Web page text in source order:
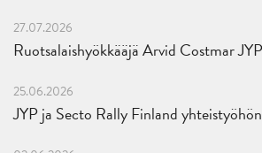
27.07.2026
Ruotsalaishyökkääjä Arvid Costmar
25.06.2026
JYP ja Secto Rally Finland yhteistyöhön